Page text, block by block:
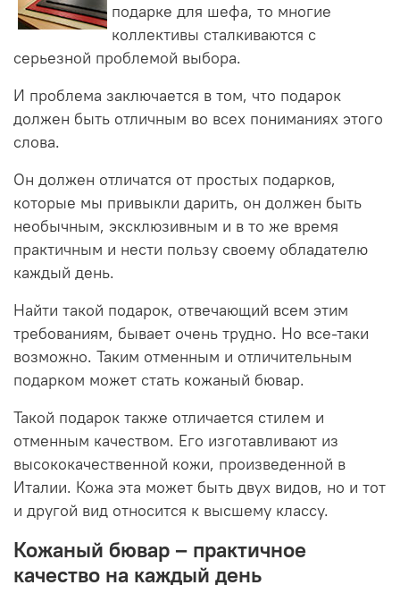
подарке для шефа, то многие
коллективы сталкиваются с
серьезной проблемой выбора.
И проблема заключается в том, что подарок
должен быть отличным во всех пониманиях этого
слова.
Он должен отличатся от простых подарков,
которые мы привыкли дарить, он должен быть
необычным, эксклюзивным и в то же время
практичным и нести пользу своему обладателю
каждый день.
Найти такой подарок, отвечающий всем этим
требованиям, бывает очень трудно. Но все-таки
возможно. Таким отменным и отличительным
подарком может стать кожаный бювар.
Такой подарок также отличается стилем и
отменным качеством. Его изготавливают из
высококачественной кожи, произведенной в
Италии. Кожа эта может быть двух видов, но и тот
и другой вид относится к высшему классу.
Кожаный бювар – практичное
качество на каждый день